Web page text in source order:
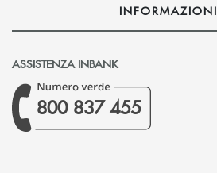
INFORMAZIONI
ASSISTENZA INBANK
800 837 455